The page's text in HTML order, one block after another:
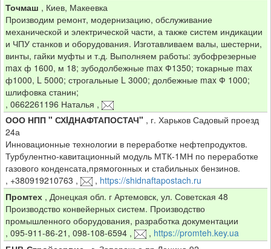
Точмаш , Киев, Макеевка
Производим ремонт, модернизацию, обслуживание
механической и электрической части, а также систем индикации
и ЧПУ станков и оборудования. Изготавливаем валы, шестерни,
винты, гайки муфты и т.д. Выполняем работы: зубофрезерные
max ф 1600, м 18; зубодолбежные max Ф1350; токарные max
ф1000, L 5000; строгальные L 3000; долбежные max Ф 1000;
шлифовка станин;
, 0662261196 Наталья ,
ООО НПП " СХIДНАФТАПОСТАЧ" , г. Харьков Садовый проезд
24а
Инновационные технологии в переработке нефтепродуктов.
Турбулентно-кавитационный модуль МТК-1МН по переработке
газового конденсата,прямогонных и стабильных бензинов.
, +380919210763 , , https://shidnaftapostach.ru
Промтех, Донецкая обл. г Артемовск, ул. Советская 48
Производство конвейерных систем. Производство
промышленного оборудования, разработка документации
, 095-911-86-21, 098-108-6594, , https://promteh.key.ua